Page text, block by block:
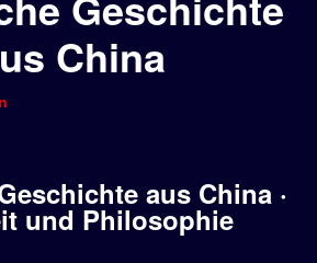
China
aus China ·
und Philosophie